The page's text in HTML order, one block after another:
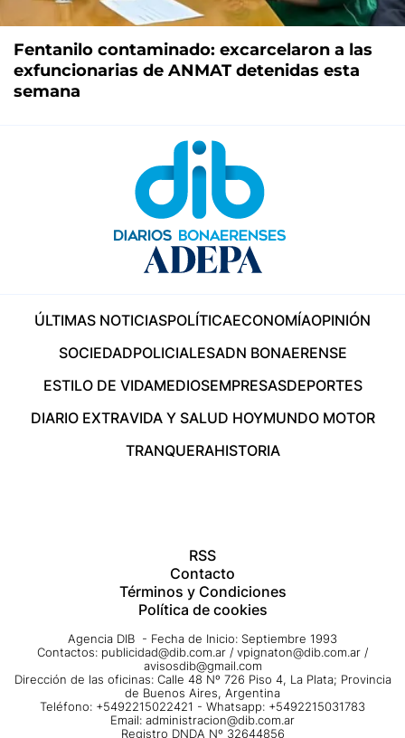
Fentanilo contaminado: excarcelaron a las
exfuncionarias de ANMAT detenidas esta
semana
ÚLTIMAS NOTICIASPOLÍTICAECONOMÍAOPINIÓN
SOCIEDADPOLICIALESADN BONAERENSE
ESTILO DE VIDAMEDIOSEMPRESASDEPORTES
DIARIO EXTRAVIDA Y SALUD HOYMUNDO MOTOR
TRANQUERAHISTORIA
RSS
Contacto
Términos y Condiciones
Política de cookies
Agencia DIB - Fecha de Inicio: Septiembre 1993
Contactos: publicidad@dib.com.ar / vpignaton@dib.com.ar /
avisosdib@gmail.com
Dirección de las oficinas: Calle 48 Nº 726 Piso 4, La Plata; Provincia
de Buenos Aires, Argentina
Teléfono: +5492215022421 - Whatsapp: +5492215031783
Email: administracion@dib.com.ar
Registro DNDA Nº 32644856